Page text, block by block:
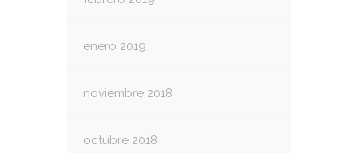
enero 2019
noviembre 2018
octubre 2018